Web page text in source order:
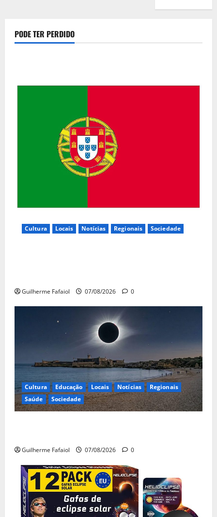
PODE TER PERDIDO
Cultura Locais Notícias Regionais Sociedade
Guilherme Fafaiol 07/08/2026 0
Cultura Educação Locais Notícias
Regionais
Saúde
Sociedade
Guilherme Fafaiol 07/08/2026 0